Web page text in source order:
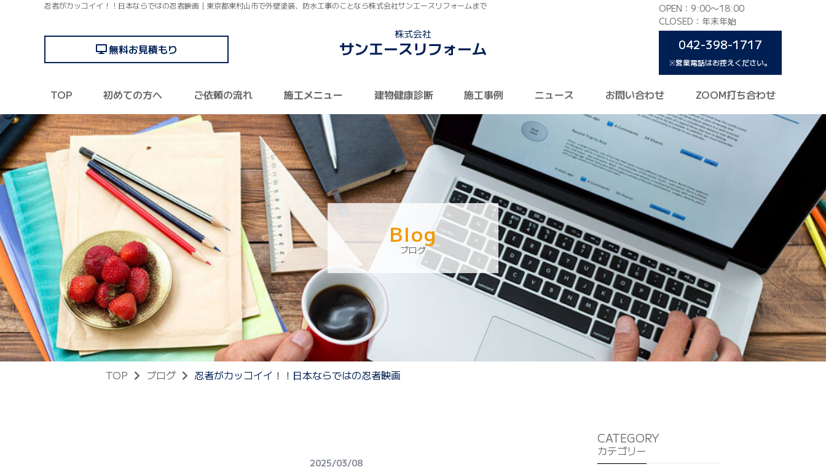
忍者がカッコイイ！！日本ならではの忍者映画｜東京都東村山市で外壁塗装、防水工事のことなら株式会社サンエースリフォームまで
無料お見積もり
株式会社
サンエースリフォーム
OPEN：9:00〜18:00
CLOSED：年末年始
042-398-1717
※営業電話はお控えください。
TOP 初めての方へ ご依頼の流れ 施工メニュー 建物健康診断 施工事例 ニュース お問い合わせ ZOOM打ち合わせ
Blog
ブログ
TOP ブログ 忍者がカッコイイ！！日本ならではの忍者映画
2025/03/08
CATEGORY
カテゴリー